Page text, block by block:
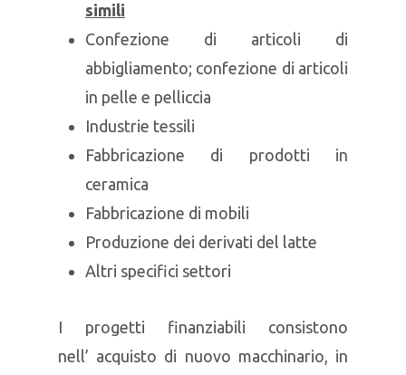
simili
Confezione di articoli di
abbigliamento; confezione di articoli
in pelle e pelliccia
Industrie tessili
Fabbricazione di prodotti in
ceramica
Fabbricazione di mobili
Produzione dei derivati del latte
Altri specifici settori
I progetti finanziabili consistono
nell’ acquisto di nuovo macchinario, in